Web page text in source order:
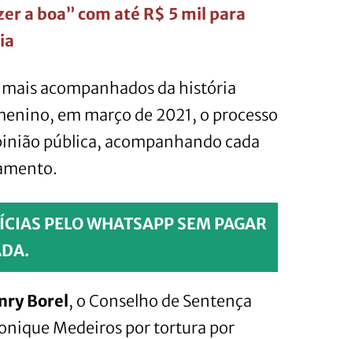
a boa” com até R$ 5 mil para
acompanhados da história
em março de 2021, o processo
pública, acompanhando cada
PELO WHATSAPP SEM PAGAR
Borel, o Conselho de Sentença
Medeiros por tortura por